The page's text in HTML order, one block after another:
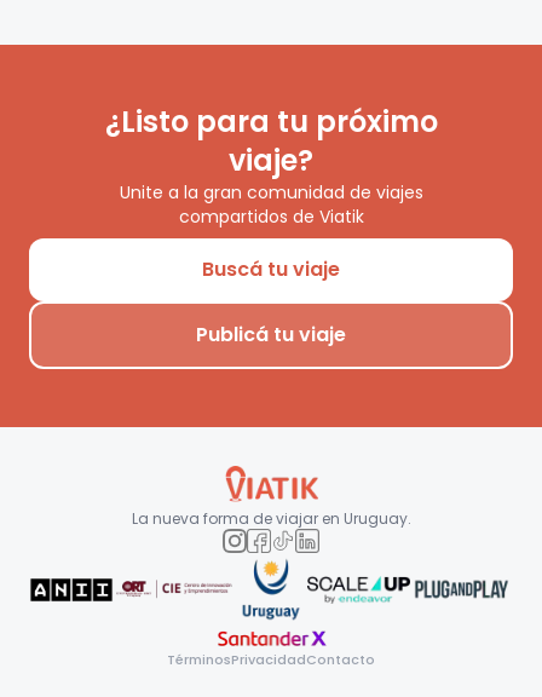
¿Listo para tu próximo
viaje?
Unite a la gran comunidad de viajes
compartidos de Viatik
Buscá tu viaje
Publicá tu viaje
La nueva forma de viajar en Uruguay.
TérminosPrivacidadContacto